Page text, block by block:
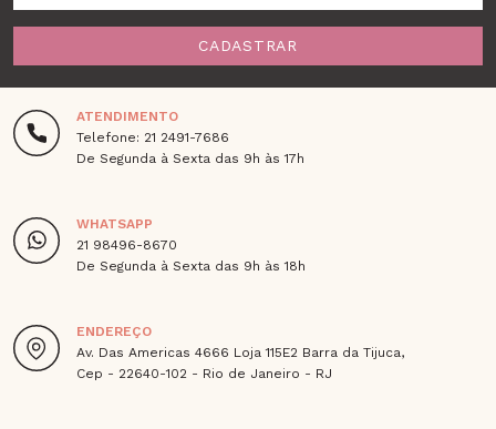
CADASTRAR
ATENDIMENTO
Telefone: 21 2491-7686
De Segunda à Sexta das 9h às 17h
WHATSAPP
21 98496-8670
De Segunda à Sexta das 9h às 18h
ENDEREÇO
Av. Das Americas 4666 Loja 115E2 Barra da Tijuca,
Cep - 22640-102 - Rio de Janeiro - RJ